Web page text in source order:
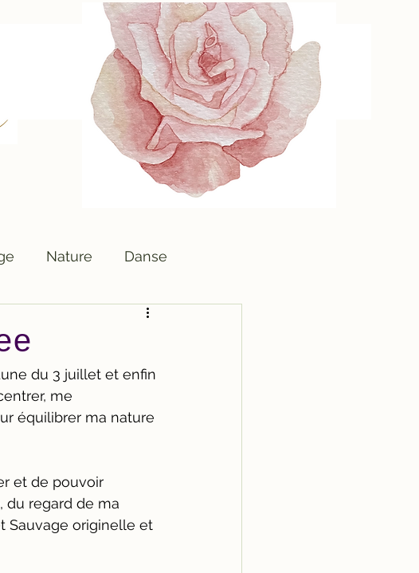
Nature Danse
du 3 juillet et enfin
me
équilibrer ma nature
et de pouvoir
du regard de ma
Sauvage originelle et